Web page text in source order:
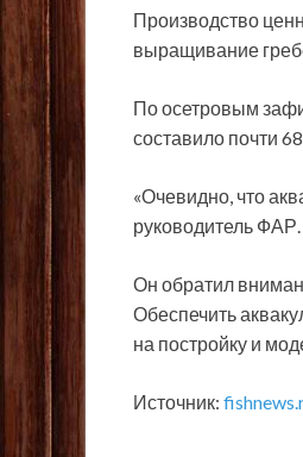
Производство
выращивание
По осетровым
составило почти
«Очевидно, что
руководитель ФАР.
Он обратил
Обеспечить
на постройку и
Источник: